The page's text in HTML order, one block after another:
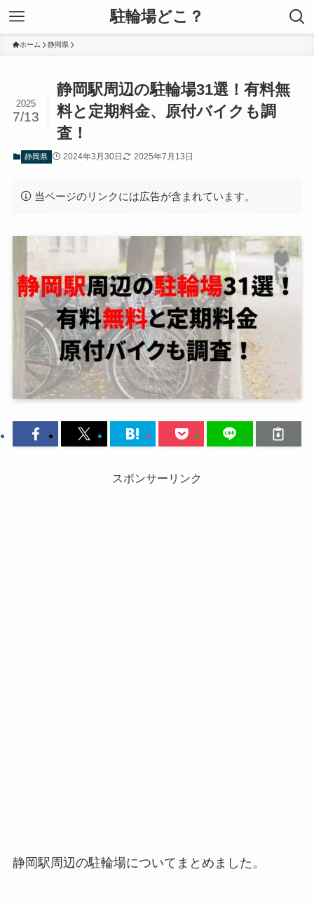
駐輪場どこ？
ホーム 静岡県
静岡駅周辺の駐輪場31選！有料無
料と定期料金、原付バイクも調
査！
2025
7/13
静岡県 2024年3月30日 2025年7月13日
当ページのリンクには広告が含まれています。
スポンサーリンク
静岡駅周辺の駐輪場についてまとめました。